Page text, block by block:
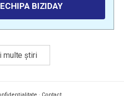
BIZIDAY
multe știri